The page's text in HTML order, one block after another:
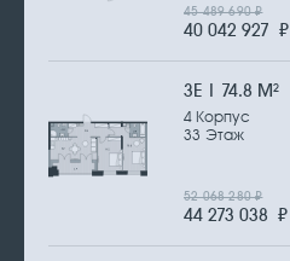
40 042 927 ₽
45 489 690₽
3Е | 74.8 М2
4 Корпус
33 Этаж
44 273 038 ₽
52 068 280₽